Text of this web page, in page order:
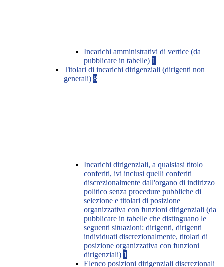
Incarichi amministrativi di vertice (da
pubblicare in tabelle) 1
Titolari di incarichi dirigenziali (dirigenti non
generali) 8
Incarichi dirigenziali, a qualsiasi titolo
conferiti, ivi inclusi quelli conferiti
discrezionalmente dall'organo di indirizzo
politico senza procedure pubbliche di
selezione e titolari di posizione
organizzativa con funzioni dirigenziali (da
pubblicare in tabelle che distinguano le
seguenti situazioni: dirigenti, dirigenti
individuati discrezionalmente, titolari di
posizione organizzativa con funzioni
dirigenziali) 1
Elenco posizioni dirigenziali discrezionali